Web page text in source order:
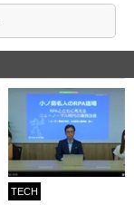
TECH